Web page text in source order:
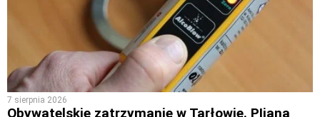
7 sierpnia 2026
Obywatelskie zatrzymanie w Tarłowie. PIjana